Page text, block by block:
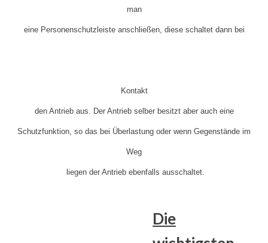
man
eine Personenschutzleiste anschließen, diese schaltet dann bei
Kontakt
den Antrieb aus. Der Antrieb selber besitzt aber auch eine
Schutzfunktion, so das bei Überlastung oder wenn Gegenstände im
Weg
liegen der Antrieb ebenfalls ausschaltet.
Die